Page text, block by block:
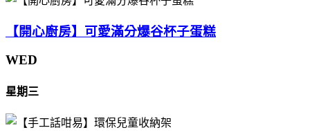
【開心廚房】可愛滿分爆谷杯子蛋糕
WED
星期三